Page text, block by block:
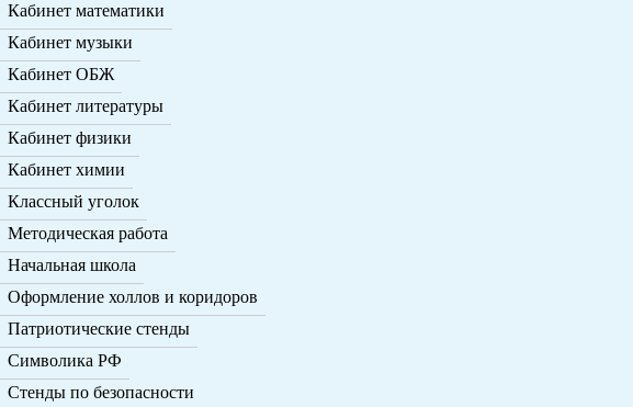
Кабинет математики
Кабинет музыки
Кабинет ОБЖ
Кабинет литературы
Кабинет физики
Кабинет химии
Классный уголок
Методическая работа
Начальная школа
Оформление холлов и коридоров
Патриотические стенды
Символика РФ
Стенды по безопасности